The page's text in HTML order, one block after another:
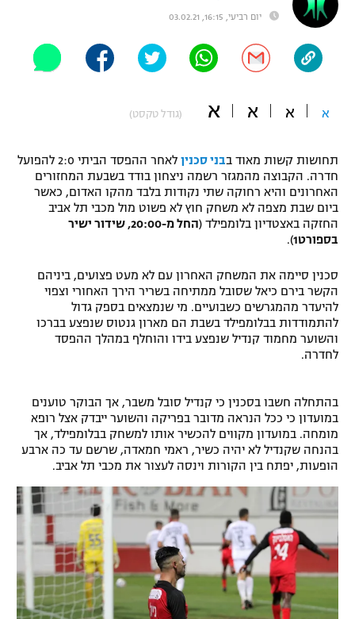
"מחצית בשכונה" – פודקאסט
משתתפים וזוכים בפרסים
תקנון משתתפים וזוכים בפרסים
תקנון עבור פעילות אלקטרה
תקנון עבור פעילות ספורט 1 – "מרלן"
גיימינג E-Sports
תנאי שימוש
מדיניות פרטיות
תקנון פעילות ספורט 1
הצטרפות לחבילת הערוצים
לוח דרושים – ג'ובנט
תגיות
המגזין
ספורט מוטורי
כדורמים
בייסבול MLB
ספורט אתגרי ואקסטרים
גיימינג E-Sports
יום רביעי, 16:15, 03.02.21
א א א א (גודל טקסט)
תחושות קשות מאוד בבני סכנין
לאחר ההפסד הביתי 2:0 להפועל
חדרה. הקבוצה מהמגזר רשמה ניצחון בודד בשבעת המחזורים
האחרונים והיא רחוקה שתי נקודות בלבד מהקו האדום, כאשר
ביום שבת מצפה לא משחק חוץ לא פשוט מול מכבי תל אביב
החזקה באצטדיון בלומפילד (
החל מ-20:00, שידור ישיר
בספורט1 ).
סכנין סיימה את המשחק האחרון עם לא מעט פצועים, ביניהם
הקשר בירם כיאל שסובל ממתיחה בשריר הירך האחורי וצפוי
להיעדר מהמגרשים כשבועיים. מי שנמצאים בספק גדול
להתמודדות בבלומפילד בשבת הם מארון גנטוס שנפצע בברכו
והשוער מחמוד קנדיל שנפצע בידו והוחלף במהלך ההפסד
לחדרה.
בהתחלה חשבו בסכנין כי קנדיל סובל משבר, אך הבוקר טוענים
במועדון כי ככל הנראה מדובר בפריקה והשוער ייבדק אצל רופא
מומחה. במועדון מקווים להכשיר אותו למשחק בבלומפילד, אך
בהנחה שקנדיל לא יהיה כשיר, ראמי חמאדה, שרשם עד כה ארבע
הופעות, יפתח בין הקורות וינסה לעצור את מכבי תל אביב.